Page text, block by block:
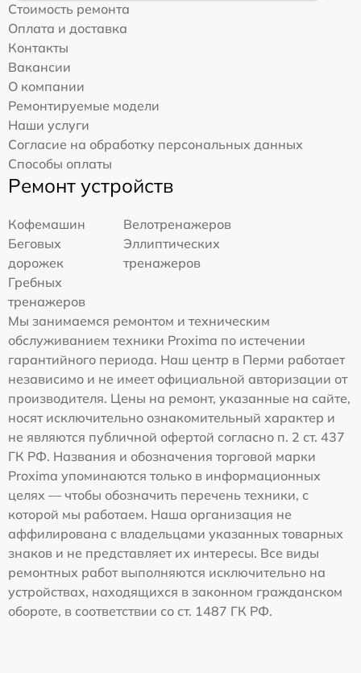
Стоимость ремонта
Оплата и доставка
Контакты
Вакансии
О компании
Ремонтируемые модели
Наши услуги
Согласие на обработку персональных данных
Способы оплаты
Ремонт устройств
Кофемашин
Велотренажеров
Беговых
дорожек
Эллиптических
тренажеров
Гребных
тренажеров
Мы занимаемся ремонтом и техническим
обслуживанием техники Proxima по истечении
гарантийного периода. Наш центр в Перми работает
независимо и не имеет официальной авторизации от
производителя. Цены на ремонт, указанные на сайте,
носят исключительно ознакомительный характер и
не являются публичной офертой согласно п. 2 ст. 437
ГК РФ. Названия и обозначения торговой марки
Proxima упоминаются только в информационных
целях — чтобы обозначить перечень техники, с
которой мы работаем. Наша организация не
аффилирована с владельцами указанных товарных
знаков и не представляет их интересы. Все виды
ремонтных работ выполняются исключительно на
устройствах, находящихся в законном гражданском
обороте, в соответствии со ст. 1487 ГК РФ.